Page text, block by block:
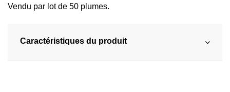
Vendu par lot de 50 plumes.
Caractéristiques du produit